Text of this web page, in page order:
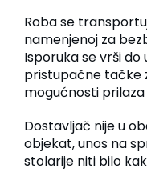
Roba se
namenjenoj za
Isporuka se vrši do
pristupačne tačke
mogućnosti
Dostavljač nije u
objekat, unos na
stolarije niti bilo